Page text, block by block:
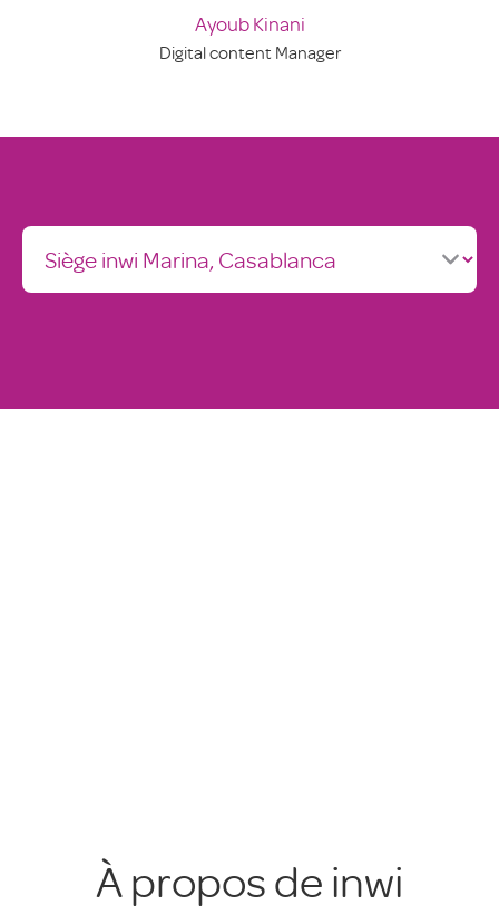
Ayoub Kinani
Digital content Manager
À propos de inwi